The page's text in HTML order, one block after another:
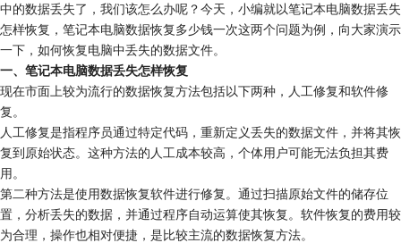
中的数据丢失了，我们该怎么办呢？今天，小编就以笔记本电脑数据丢失
怎样恢复，笔记本电脑数据恢复多少钱一次这两个问题为例，向大家演示
一下，如何恢复电脑中丢失的数据文件。
一、 笔记本电脑数据丢失怎样恢复
现在市面上较为流行的数据恢复方法包括以下两种，人工修复和软件修
复。
人工修复是指程序员通过特定代码，重新定义丢失的数据文件，并将其恢
复到原始状态。这种方法的人工成本较高，个体用户可能无法负担其费
用。
第二种方法是使用数据恢复软件进行修复。通过扫描原始文件的储存位
置，分析丢失的数据，并通过程序自动运算使其恢复。软件恢复的费用较
为合理，操作也相对便捷，是比较主流的数据恢复方法。